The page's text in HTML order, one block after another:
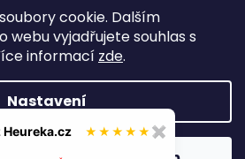
cookie. Dalším
vyjadřujete souhlas s
informací zde.
Nastavení
Kostičky. Všechna práva
Heureka.cz ★ ★ ★ ★ ★ ✖